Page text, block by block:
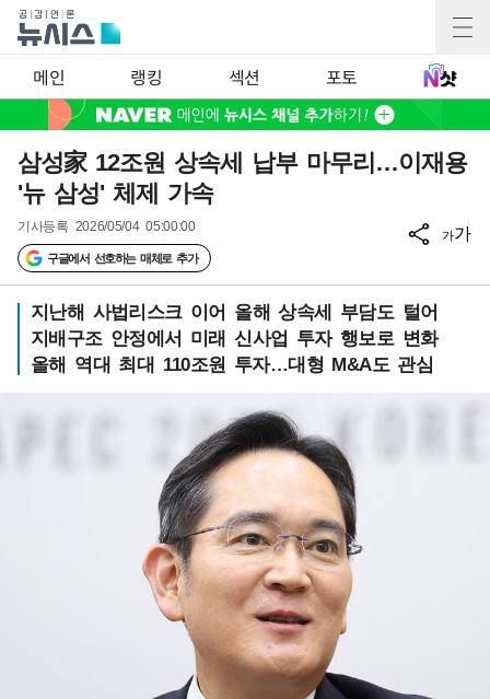
메인 랭킹 섹션 포토
삼성家 12조원 상속세 납부 마무리…이재용
'뉴 삼성' 체제 가속
기사등록 2026/05/04 05:00:00
구글에서 선호하는 매체로 추가
가가
지난해 사법리스크 이어 올해 상속세 부담도 털어
지배구조 안정에서 미래 신사업 투자 행보로 변화
올해 역대 최대 110조원 투자…대형 M&A도 관심